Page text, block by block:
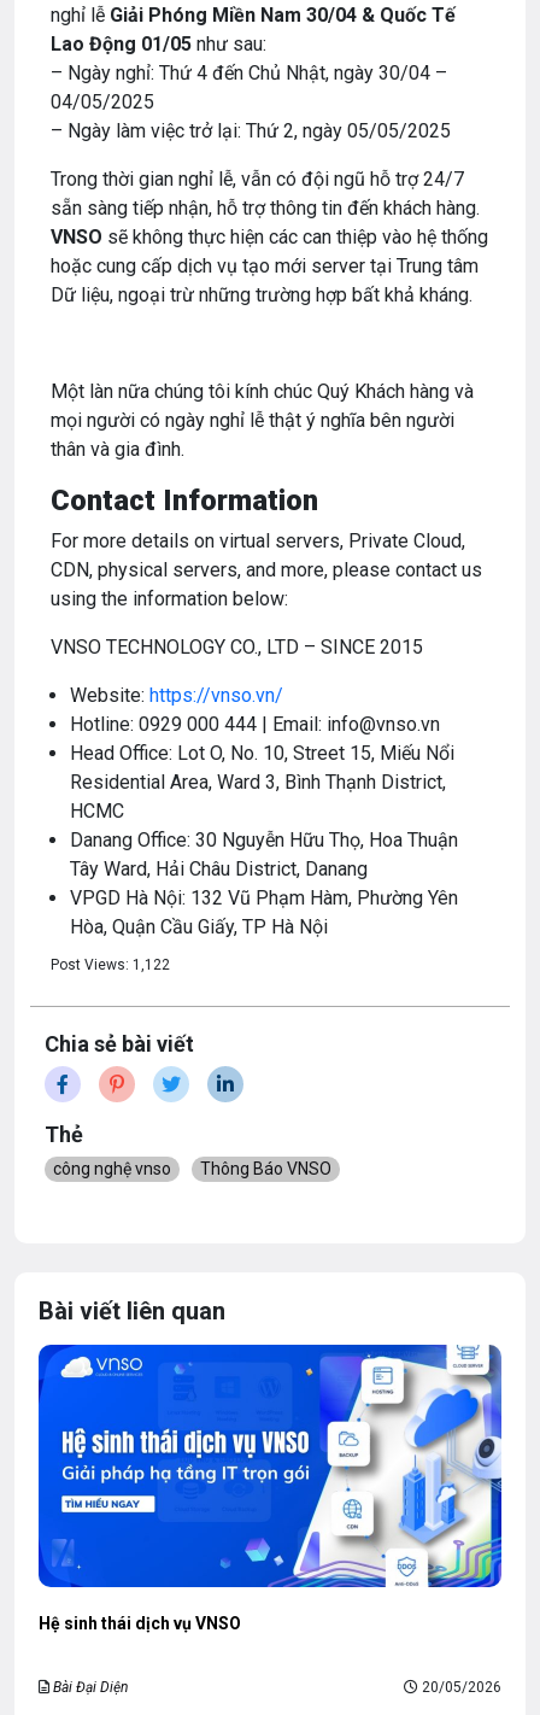
nghỉ lễ Giải Phóng Miền Nam 30/04 & Quốc Tế
Lao Động 01/05 như sau:
– Ngày nghỉ: Thứ 4 đến Chủ Nhật, ngày 30/04 –
04/05/2025
– Ngày làm việc trở lại: Thứ 2, ngày 05/05/2025
Trong thời gian nghỉ lễ, vẫn có đội ngũ hỗ trợ 24/7
sẵn sàng tiếp nhận, hỗ trợ thông tin đến khách hàng.
VNSO sẽ không thực hiện các can thiệp vào hệ thống
hoặc cung cấp dịch vụ tạo mới server tại Trung tâm
Dữ liệu, ngoại trừ những trường hợp bất khả kháng.
Một làn nữa chúng tôi kính chúc Quý Khách hàng và
mọi người có ngày nghỉ lễ thật ý nghĩa bên người
thân và gia đình.
Contact Information
For more details on virtual servers, Private Cloud,
CDN, physical servers, and more, please contact us
using the information below:
VNSO TECHNOLOGY CO., LTD – SINCE 2015
Website: https://vnso.vn/
Hotline: 0929 000 444 | Email: info@vnso.vn
Head Office: Lot O, No. 10, Street 15, Miếu Nổi
Residential Area, Ward 3, Bình Thạnh District,
HCMC
Danang Office: 30 Nguyễn Hữu Thọ, Hoa Thuận
Tây Ward, Hải Châu District, Danang
VPGD Hà Nội: 132 Vũ Phạm Hàm, Phường Yên
Hòa, Quận Cầu Giấy, TP Hà Nội
Post Views: 1,122
Chia sẻ bài viết
Thẻ
công nghệ vnso Thông Báo VNSO
Bài viết liên quan
Hệ sinh thái dịch vụ VNSO
Bài Đại Diện 20/05/2026